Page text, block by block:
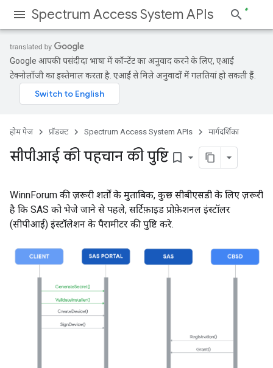
Spectrum Access System APIs
Google आपकी पसंदीदा भाषा में कॉन्टेंट का अनुवाद करने के लिए, एआई
टेक्नोलॉजी का इस्तेमाल करता है. एआई से मिले अनुवादों में गलतियां हो सकती हैं.
होम पेज प्रॉडक्ट Spectrum Access System APIs मार्गदर्शिका
सीपीआई की पहचान की पुष्टि bookmark_border
WinnForum की ज़रूरी शर्तों के मुताबिक, कुछ सीबीएसडी के लिए ज़रूरी
है कि SAS को भेजे जाने से पहले, सर्टिफ़ाइड प्रोफ़ेशनल इंस्टॉलर
(सीपीआई) इंस्टॉलेशन के पैरामीटर की पुष्टि करे.